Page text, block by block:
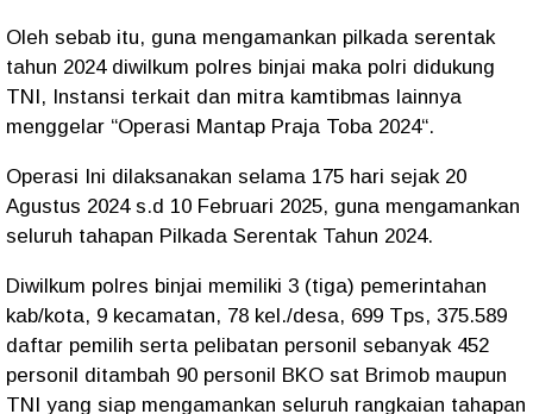
Oleh sebab itu, guna mengamankan pilkada serentak
tahun 2024 diwilkum polres binjai maka polri didukung
TNI, Instansi terkait dan mitra kamtibmas lainnya
menggelar “Operasi Mantap Praja Toba 2024“.
Operasi Ini dilaksanakan selama 175 hari sejak 20
Agustus 2024 s.d 10 Februari 2025, guna mengamankan
seluruh tahapan Pilkada Serentak Tahun 2024.
Diwilkum polres binjai memiliki 3 (tiga) pemerintahan
kab/kota, 9 kecamatan, 78 kel./desa, 699 Tps, 375.589
daftar pemilih serta pelibatan personil sebanyak 452
personil ditambah 90 personil BKO sat Brimob maupun
TNI yang siap mengamankan seluruh rangkaian tahapan